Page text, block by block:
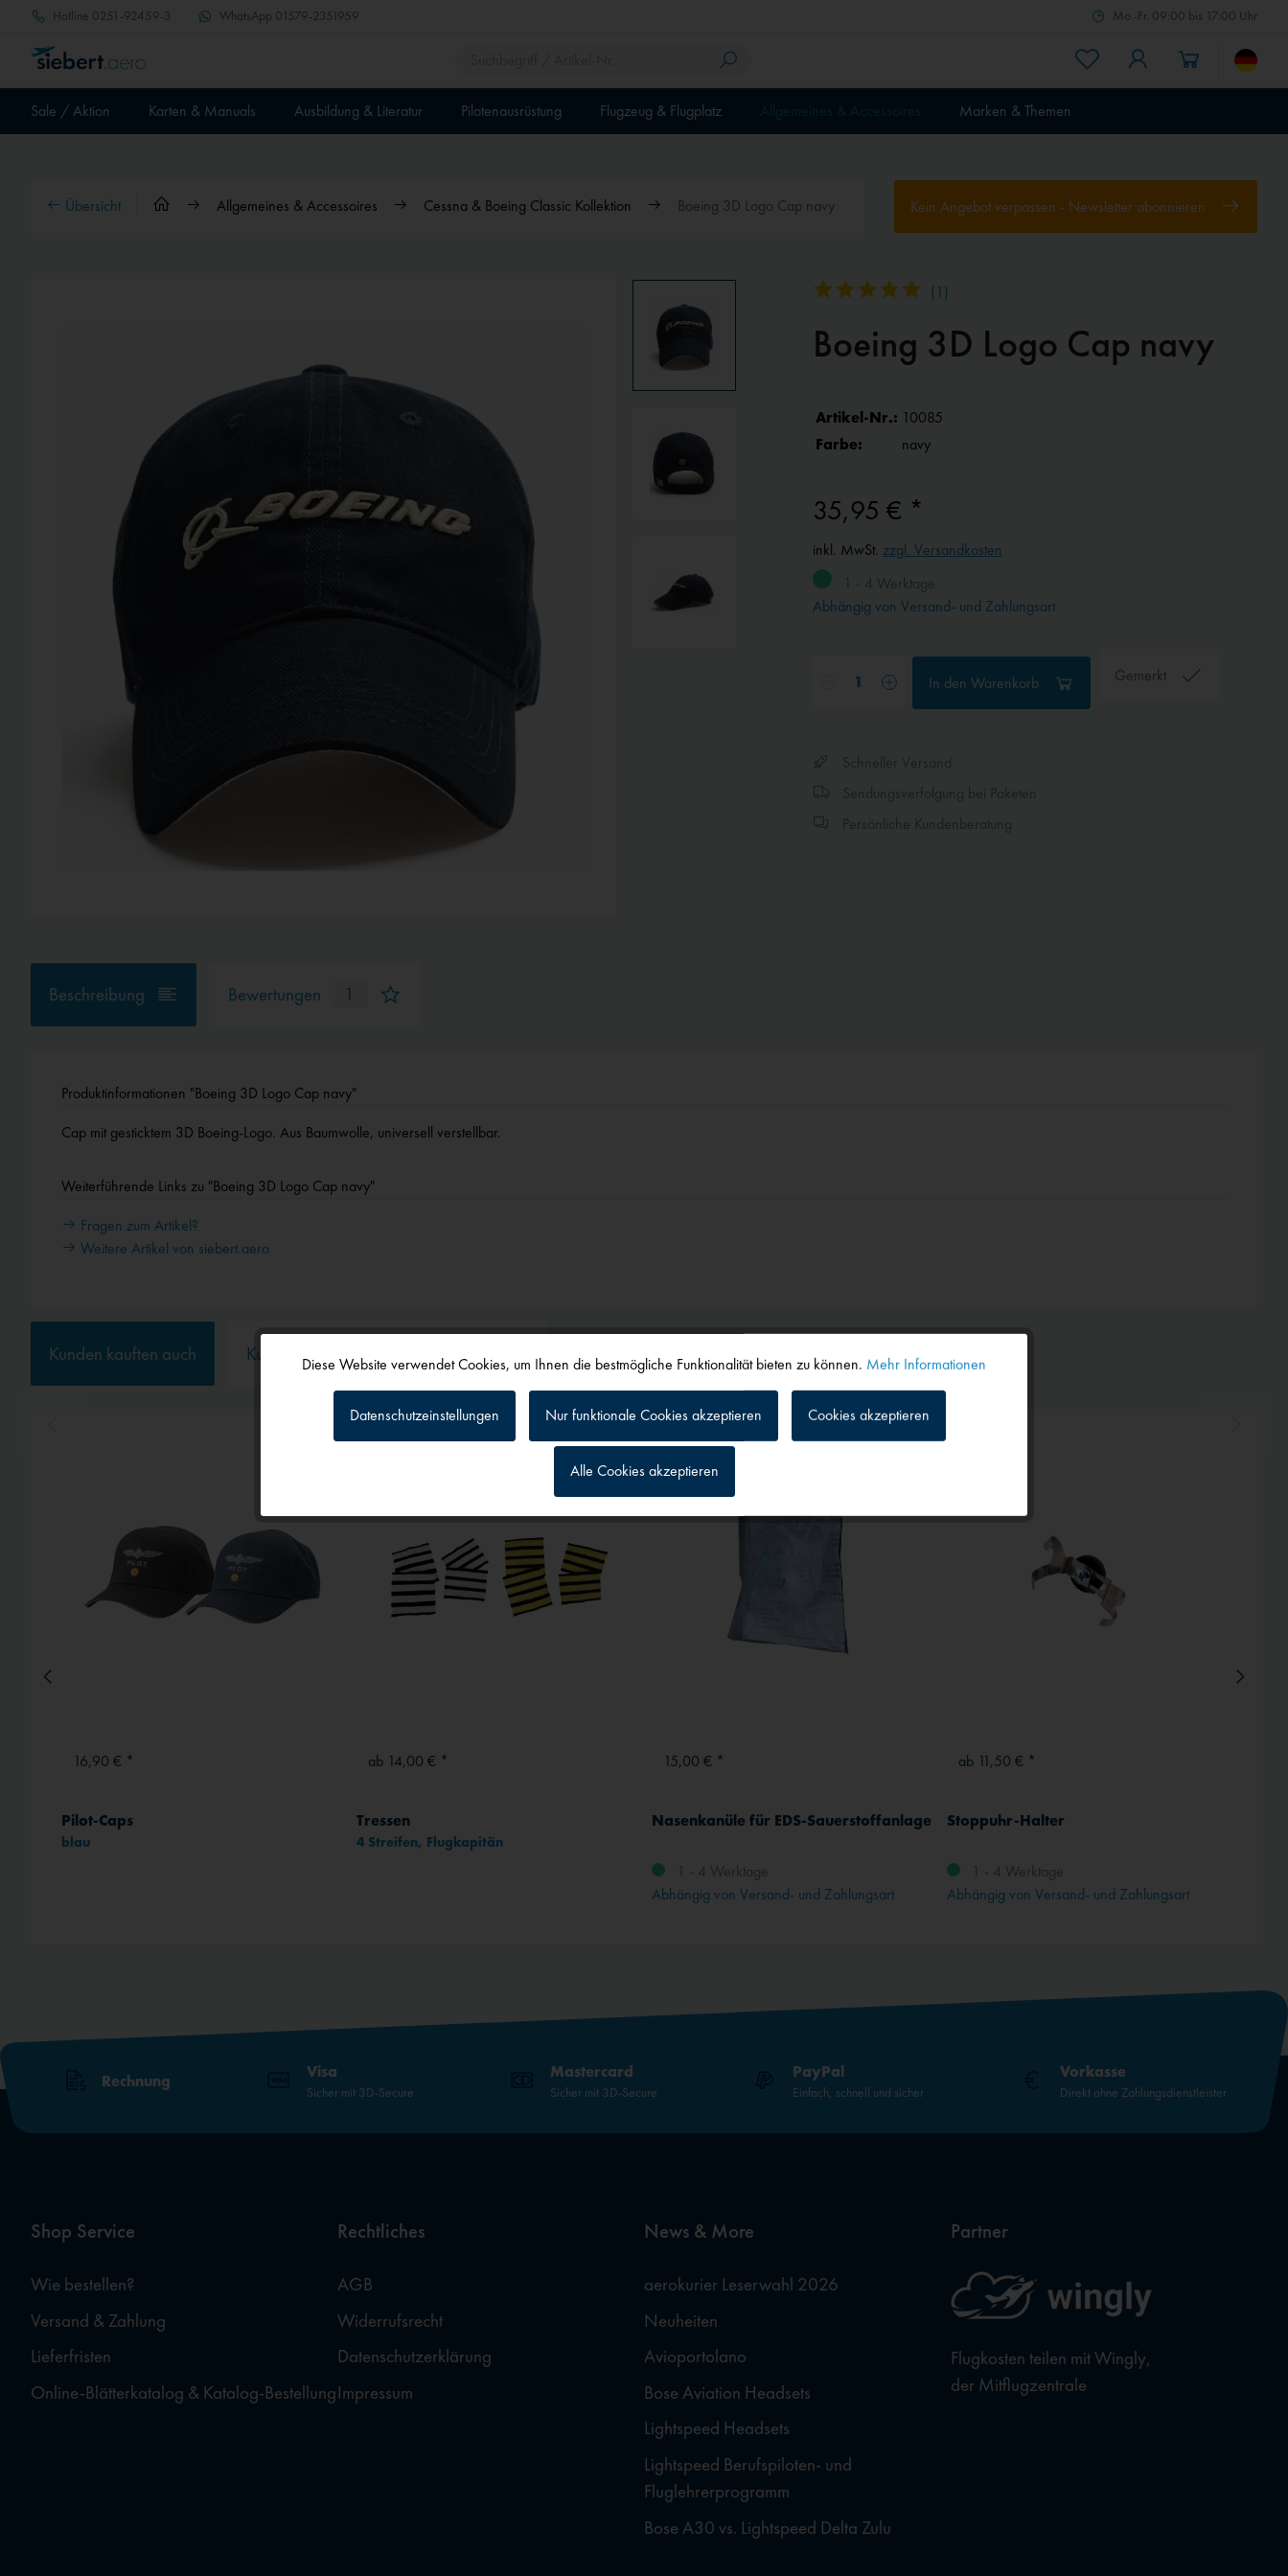
Hotline 0251-92459-3 WhatsApp 01579-2351959 Mo.-Fr. 09:00 bis 17:00 Uhr
Sale / Aktion Karten & Manuals Ausbildung & Literatur Pilotenausrüstung Flugzeug & Flugplatz Marken & Themen
Übersicht Allgemeines & Accessoires Cessna & Boeing Classic Kollektion Boeing 3D Logo Cap navy Kein Angebot verpassen - Newsletter abonnieren
( 1 )
Boeing 3D Logo Cap navy
Artikel-Nr.: 10085
Farbe:
navy
35,95 € *
inkl. MwSt. zzgl. Versandkosten
Abhängig von Versand- und Zahlungsart
In den Warenkorb Gemerkt
Beschreibung Bewertungen 1
Produktinformationen "Boeing 3D Logo Cap navy"
Cap mit gesticktem 3D Boeing-Logo. Aus Baumwolle, universell verstellbar.
Weiterführende Links zu "Boeing 3D Logo Cap navy"
Fragen zum Artikel?
Weitere Artikel von siebert.aero
Kunden kauften auch Kunden haben sich ebenfalls angesehen
16,90 € *
Pilot-Caps
blau
ab 14,00 € *
Tressen
4 Streifen, Flugkapitän
15,00 € *
Nasenkanüle für EDS-Sauerstoffanlage
1 - 4 Werktage
Abhängig von Versand- und Zahlungsart
ab 11,50 € *
Stoppuhr-Halter
1 - 4 Werktage
Abhängig von Versand- und Zahlungsart
Rechnung Visa
Sicher mit 3D-Secure
Mastercard
Sicher mit 3D-Secure
PayPal
Einfach, schnell und sicher
Vorkasse
Direkt ohne Zahlungsdienstleister
Shop Service
Wie bestellen?
Versand & Zahlung
Lieferfristen
Online-Blätterkatalog & Katalog-Bestellung
Rechtliches
AGB
Widerrufsrecht
Datenschutzerklärung
Impressum
News & More
aerokurier Leserwahl 2026
Neuheiten
Avioportolano
Bose Aviation Headsets
Lightspeed Headsets
Lightspeed Berufspiloten- und
Fluglehrerprogramm
Bose A30 vs. Lightspeed Delta Zulu
Partner
Flugkosten teilen mit Wingly,
der Mitflugzentrale
Tracking Inaktiv
Service
Diese Website verwendet Cookies, um Ihnen die bestmögliche Funktionalität bieten zu können. Mehr Informationen
Datenschutzeinstellungen Nur funktionale Cookies akzeptieren Cookies akzeptieren
Alle Cookies akzeptieren